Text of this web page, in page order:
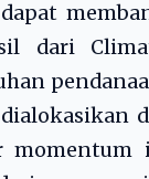
dari